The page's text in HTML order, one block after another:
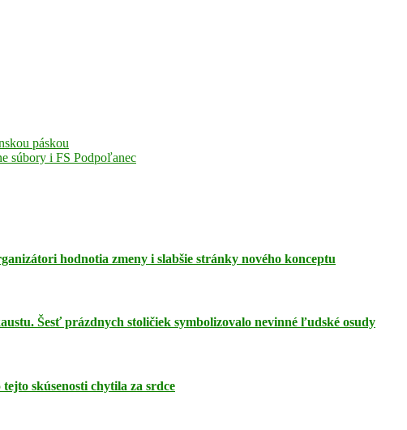
páskou
súbory i FS Podpoľanec
hodnotia zmeny i slabšie stránky nového konceptu
Šesť prázdnych stoličiek symbolizovalo nevinné ľudské osudy
skúsenosti chytila za srdce